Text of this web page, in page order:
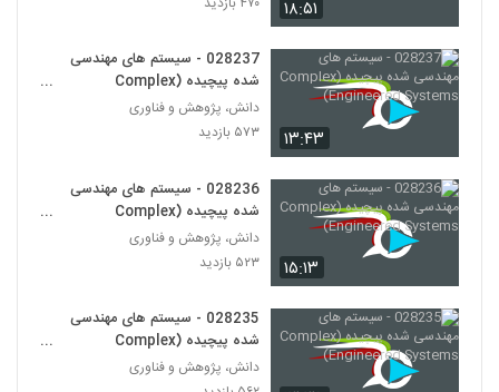
۵۸۹ بازدید
262
028273 - سیستم های سازگار پیچیده
(Complex Adaptive Systems)
028274 - سیستم های سازگار پیچیده
(Complex Adaptive Systems)
۵۱۳ بازدید
028275 - سیستم های سازگار پیچیده
۵۸۸ بازدید
265
028276 - سیستم های سازگار پیچیده
(Complex Adaptive Systems)
۱۸:۵۱
۱۳:۴۳
028237 - سیستم های مهندسی
شده پیچیده (Complex
Engineered Systems)
دانش، پژوهش و فناوری
۵۷۳ بازدید
۱۵:۱۳
028236 - سیستم های مهندسی
شده پیچیده (Complex
Engineered Systems)
دانش، پژوهش و فناوری
۵۲۳ بازدید
028235 - سیستم های مهندسی
شده پیچیده (Complex
Engineered Systems)
دانش، پژوهش و فناوری